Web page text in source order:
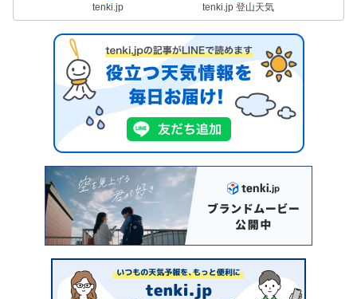
tenki.jp tenki.jp 登山天気